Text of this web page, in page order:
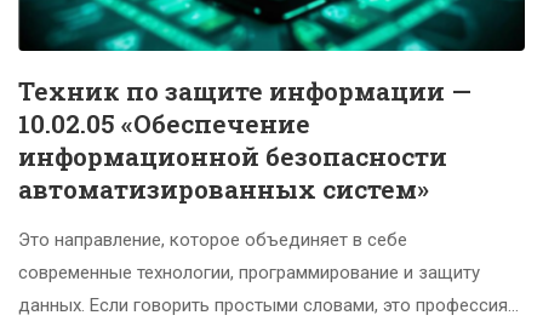
Техник по защите информации —
10.02.05 «Обеспечение
информационной безопасности
автоматизированных систем»
Это направление, которое объединяет в себе
современные технологии, программирование и защиту
данных. Если говорить простыми словами, это профессия